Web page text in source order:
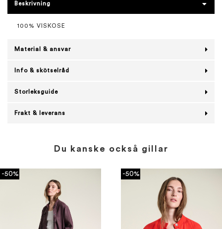
Beskrivning
100% VISKOSE
Material & ansvar
Info & skötselråd
Storleksguide
Frakt & leverans
Du kanske också gillar
-50% -50%